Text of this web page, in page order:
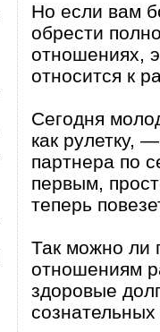
Но если вам
обрести
отношениях,
относится к
Сегодня
как рулетку,
партнера по
первым,
теперь
Так можно ли
отношениям
здоровые